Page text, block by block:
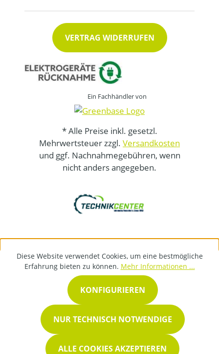
VERTRAG WIDERRUFEN
Ein Fachhändler von
* Alle Preise inkl. gesetzl.
Mehrwertsteuer zzgl. Versandkosten
und ggf. Nachnahmegebühren, wenn
nicht anders angegeben.
Diese Website verwendet Cookies, um eine bestmögliche
Erfahrung bieten zu können. Mehr Informationen ...
NUR TECHNISCH NOTWENDIGE
KONFIGURIEREN
ALLE COOKIES AKZEPTIEREN